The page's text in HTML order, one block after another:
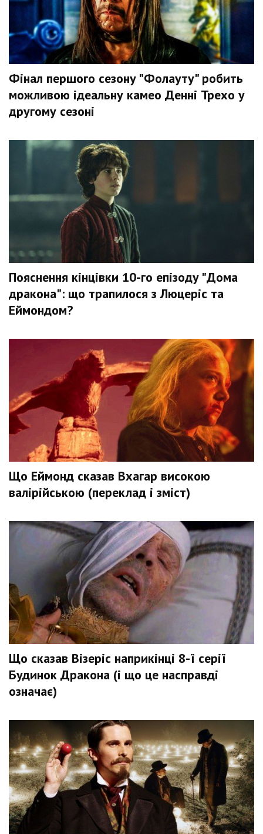
Фінал першого сезону "Фолауту" робить
можливою ідеальну камео Денні Трехо у
другому сезоні
Пояснення кінцівки 10-го епізоду "Дома
дракона": що трапилося з Люцеріс та
Еймондом?
Що Еймонд сказав Вхагар високою
валірійською (переклад і зміст)
Що сказав Візеріс наприкінці 8-ї серії
Будинок Дракона (і що це насправді
означає)